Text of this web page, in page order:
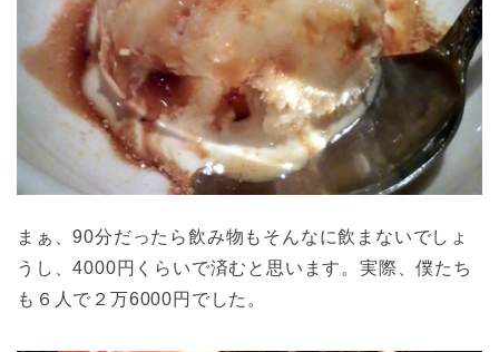
まぁ、90分だったら飲み物もそんなに飲まないでしょ
うし、4000円くらいで済むと思います。実際、僕たち
も６人で２万6000円でした。